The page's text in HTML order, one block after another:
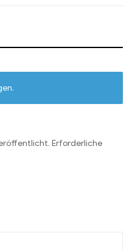
Erforderliche